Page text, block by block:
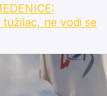
ne vodi se